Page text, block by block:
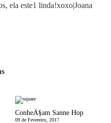
ela este1 linda!xoxo|Joana
ConheÃ§am Sanne Hop
09 de Fevereiro, 2017